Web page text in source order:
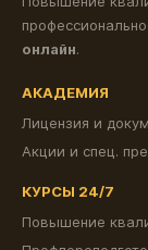
онлайн.
АКАДЕМИЯ
Лицензия и
Акции и спец.
КУРСЫ 24/7
Повышение